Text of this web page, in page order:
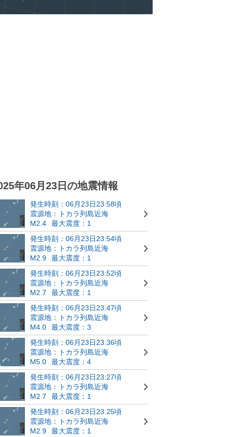
年06月23日の地震情報
発生時刻：06月23日23:58頃
震源地：トカラ列島近海
M2.4
最大震度：1
発生時刻：06月23日23:54頃
震源地：トカラ列島近海
M2.9
最大震度：1
発生時刻：06月23日23:52頃
震源地：トカラ列島近海
M2.7
最大震度：1
発生時刻：06月23日23:47頃
震源地：トカラ列島近海
M4.0
最大震度：3
発生時刻：06月23日23:36頃
震源地：トカラ列島近海
M5.0
最大震度：4
発生時刻：06月23日23:27頃
震源地：トカラ列島近海
M2.7
最大震度：1
発生時刻：06月23日23:25頃
震源地：トカラ列島近海
M2.9
最大震度：1